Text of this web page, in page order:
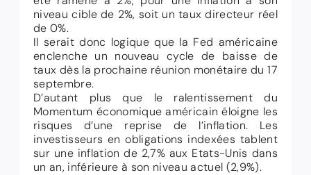
niveau cible de 2%, soit un taux directeur réel
de 0%.
Il serait donc logique que la Fed américaine
enclenche un nouveau cycle de baisse de
taux dès la prochaine réunion monétaire du 17
septembre.
D’autant plus que le ralentissement du
Momentum économique américain éloigne les
risques d’une reprise de l’inflation. Les
investisseurs en obligations indexées tablent
sur une inflation de 2,7% aux Etats-Unis dans
un an, inférieure à son niveau actuel (2,9%).